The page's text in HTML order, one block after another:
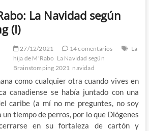
La Navidad según
(I)
27/12/2021 14 comentarios
La
hija de M'Rabo La Navidad según
Brainstomping 2021 navidad
como cualquier otra cuando vives en
canadiense se había juntado con una
caribe (a mí no me preguntes, no soy
tiempo de perros, por lo que Diógenes
en su fortaleza de cartón y